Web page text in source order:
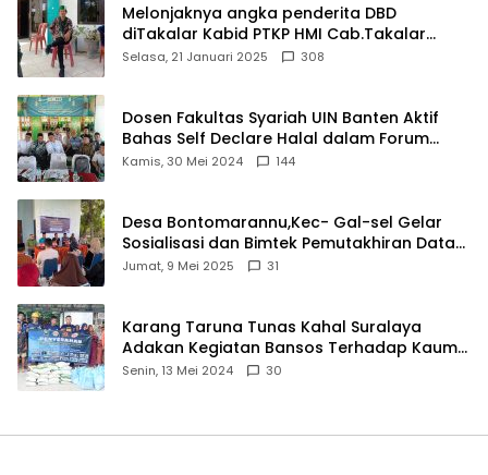
Melonjaknya angka penderita DBD
diTakalar Kabid PTKP HMI Cab.Takalar
angkat bicara
Selasa, 21 Januari 2025 308
Dosen Fakultas Syariah UIN Banten Aktif
Bahas Self Declare Halal dalam Forum
Ijtima Ulama MUI
Kamis, 30 Mei 2024 144
Desa Bontomarannu,Kec- Gal-sel Gelar
Sosialisasi dan Bimtek Pemutakhiran Data
ID
Jumat, 9 Mei 2025 31
Karang Taruna Tunas Kahal Suralaya
Adakan Kegiatan Bansos Terhadap Kaum
Dhuafa dan Anak Yatim-Piatu
Senin, 13 Mei 2024 30